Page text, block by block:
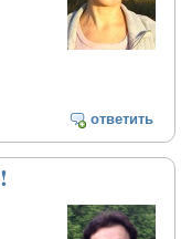
ответить